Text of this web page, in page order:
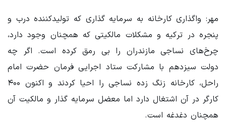
مهر: واگذاری کارخانه به سرمایه گذاری که تولیدکننده درب و
پنجره در ترکیه و مشکلات مالکیتی که همچنان وجود دارد،
چرخ‌های نساجی مازندران را بی رمق کرده است. اگر چه
دولت سیزدهم با مشارکت ستاد اجرایی فرمان حضرت امام
راحل، کارخانه زنگ زده نساجی را احیا کردند و اکنون ۴۰۰
کارگر در آن اشتغال دارد اما معضل سرمایه گذار و مالکیت آن
همچنان دغدغه است.